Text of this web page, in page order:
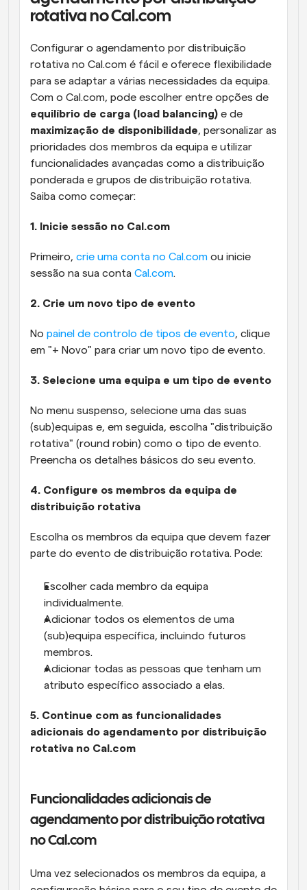
rotativa no Cal.com
Configurar o agendamento por distribuição
rotativa no Cal.com é fácil e oferece flexibilidade
para se adaptar a várias necessidades da equipa.
equilíbrio de carga (load balancing)
maximização de disponibilidade, personalizar as
prioridades dos membros da equipa e utilizar
funcionalidades avançadas como a distribuição
ponderada e grupos de distribuição rotativa.
Saiba como começar:
1. Inicie sessão no Cal.com
Primeiro, crie uma conta no Cal.com ou inicie
sessão na sua conta Cal.com.
2. Crie um novo tipo de evento
No painel de controlo de tipos de evento, clique
em "+ Novo" para criar um novo tipo de evento.
3. Selecione uma equipa e um tipo de evento
No menu suspenso, selecione uma das suas
(sub)equipas e, em seguida, escolha "distribuição
rotativa" (round robin) como o tipo de evento.
Preencha os detalhes básicos do seu evento.
4. Configure os membros da equipa de
distribuição rotativa
Escolha os membros da equipa que devem fazer
parte do evento de distribuição rotativa. Pode:
Escolher cada membro da equipa
individualmente.
Adicionar todos os elementos de uma
(sub)equipa específica, incluindo futuros
membros.
Adicionar todas as pessoas que tenham um
atributo específico associado a elas.
5. Continue com as funcionalidades
adicionais do agendamento por distribuição
rotativa no Cal.com
Funcionalidades adicionais de
agendamento por distribuição rotativa
no Cal.com
Uma vez selecionados os membros da equipa, a